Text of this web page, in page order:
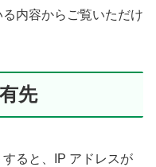
る内容からご覧いただけ
先
ると、IP アドレスが